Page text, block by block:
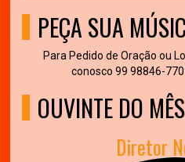
PEÇA SUA
Para Pedido de Oração ou
conosco 99 98846-
OUVINTE DO MÊS
Diretor